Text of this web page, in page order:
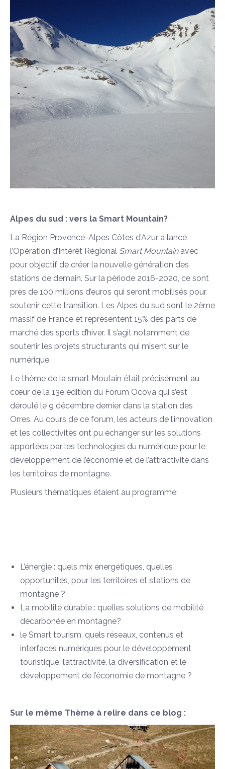
Alpes du sud : vers la Smart Mountain?
La Région Provence-Alpes Côtes d’Azur a lancé
l’Opération d’Intérêt Régional Smart Mountain avec
pour objectif de créer la nouvelle génération des
stations de demain. Sur la période 2016-2020, ce sont
près de 100 millions d’euros qui seront mobilisés pour
soutenir cette transition. Les Alpes du sud sont le 2ème
massif de France et représentent 15% des parts de
marché des sports d’hiver. Il s’agit notamment de
soutenir les projets structurants qui misent sur le
numérique.
Le thème de la smart Moutain était précisément au
cœur de la 13e édition du Forum Ocova qui s’est
déroulé le 9 décembre dernier dans la station des
Orres. Au cours de ce forum, les acteurs de l’innovation
et les collectivités ont pu échanger sur les solutions
apportées par les technologies du numérique pour le
développement de l’économie et de l’attractivité dans
les territoires de montagne.
Plusieurs thématiques étaient au programme:
L’énergie : quels mix énergétiques, quelles
opportunités, pour les territoires et stations de
montagne ?
La mobilité durable : quelles solutions de mobilité
décarbonée en montagne?
le Smart tourism, quels réseaux, contenus et
interfaces numériques pour le développement
touristique, l’attractivité, la diversification et le
développement de l’économie de montagne ?
Sur le même Thème à relire dans ce blog :